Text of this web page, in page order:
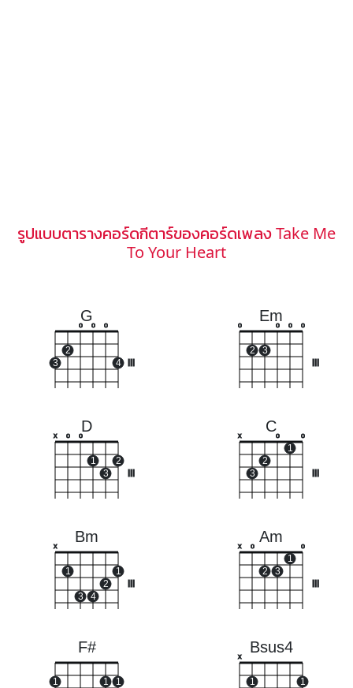
รูปแบบตารางคอร์ดกีตาร์ของคอร์ดเพลง Take Me
To Your Heart
G
3
2
o o o
4
Em
o
2 3
o o o
D
x o o
1
3
2
C
x
3
2
o
1
o
Bm
x
1
3 4
2
1
Am
x o
2 3
1
o
F#
1 1 1
Bsus4
x
1 1